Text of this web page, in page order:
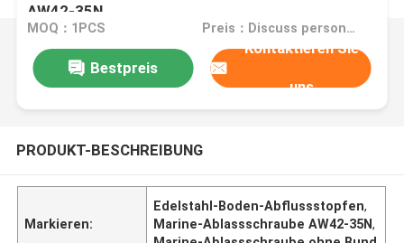
AW42-35N
MOQ：1PCS Preis：Discuss personally
Bestpreis
Kontaktieren Sie
uns
PRODUKT-BESCHREIBUNG
Markieren:
Edelstahl-Boden-Abflussstopfen,
Marine-Ablassschraube AW42-35N,